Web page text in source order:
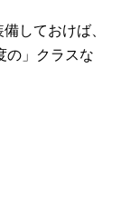
しておけば、
の」クラスな